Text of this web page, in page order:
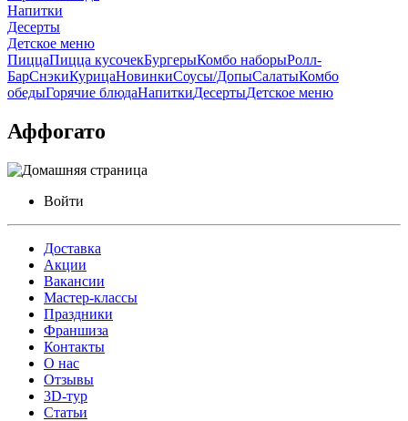
Напитки
Десерты
Детское меню
ПиццаПицца кусочекБургерыКомбо наборыРолл-
БарСнэкиКурицаНовинкиСоусы/ДопыСалатыКомбо
обедыГорячие блюдаНапиткиДесертыДетское меню
Аффогато
Войти
Доставка
Акции
Вакансии
Мастер-классы
Праздники
Франшиза
Контакты
О нас
Отзывы
3D-тур
Статьи